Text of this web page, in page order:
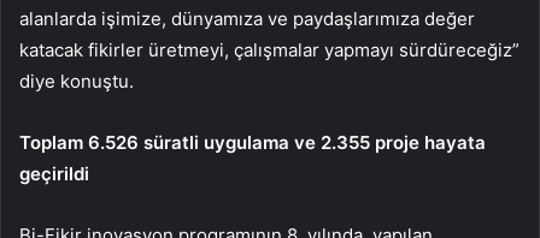
alanlarda işimize, dünyamıza ve paydaşlarımıza değer
katacak fikirler üretmeyi, çalışmalar yapmayı sürdüreceğiz”
diye konuştu.
Toplam 6.526 süratli uygulama ve 2.355 proje hayata
geçirildi